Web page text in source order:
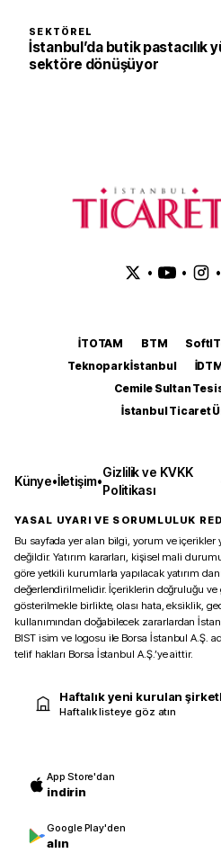
SEKTÖREL
İstanbul’da butik pastacılık
sektöre dönüşüyor
• • •
İTOTAM BTM
Teknopark İstanbul
Cemile Sultan
İstanbul Ticaret
Künye•İletişim•
Gizlilik ve KVKK
Politikası
YASAL UYARI VE SORUMLULUK
Bu sayfada yer alan bilgi, yorum ve içerikler
değildir. Yatırım kararları, kişisel mali
göre yetkili kurumlarla yapılacak yatırım
değerlendirilmelidir. İçeriklerin doğruluğu
gösterilmekle birlikte, olası hata, eksiklik,
kullanımından doğabilecek zararlardan
BIST isim ve logosu ile Borsa İstanbul A.Ş.
telif hakları Borsa İstanbul A.Ş.’ye aittir.
Haftalık yeni kurulan
Haftalık listeye göz atın
App Store'dan
indirin
Google Play'den
alın